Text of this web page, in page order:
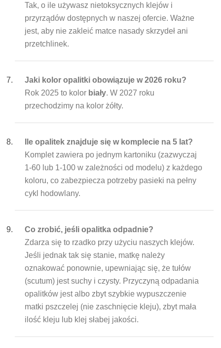
Tak, o ile używasz nietoksycznych klejów i
przyrządów dostępnych w naszej ofercie. Ważne
jest, aby nie zakleić matce nasady skrzydeł ani
przetchlinek.
Jaki kolor opalitki obowiązuje w 2026 roku?
Rok 2025 to kolor biały. W 2027 roku
przechodzimy na kolor żółty.
Ile opalitek znajduje się w komplecie na 5 lat?
Komplet zawiera po jednym kartoniku (zazwyczaj
1-60 lub 1-100 w zależności od modelu) z każdego
koloru, co zabezpiecza potrzeby pasieki na pełny
cykl hodowlany.
Co zrobić, jeśli opalitka odpadnie?
Zdarza się to rzadko przy użyciu naszych klejów.
Jeśli jednak tak się stanie, matkę należy
oznakować ponownie, upewniając się, że tułów
(scutum) jest suchy i czysty. Przyczyną odpadania
opalitków jest albo zbyt szybkie wypuszczenie
matki pszczelej (nie zaschnięcie kleju), zbyt mała
ilość kleju lub klej słabej jakości.